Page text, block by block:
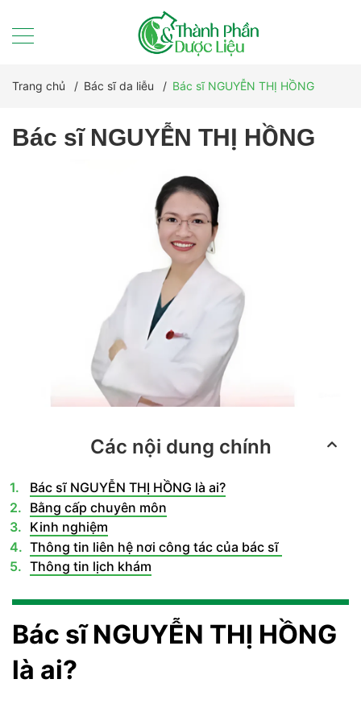
Trang chủ / Bác sĩ da liễu / Bác sĩ NGUYỄN THỊ HỒNG
Bác sĩ NGUYỄN THỊ HỒNG
Các nội dung chính
Bác sĩ NGUYỄN THỊ HỒNG là ai?
Bằng cấp chuyên môn
Kinh nghiệm
Thông tin liên hệ nơi công tác của bác sĩ
Thông tin lịch khám
Bác sĩ NGUYỄN THỊ HỒNG
là ai?